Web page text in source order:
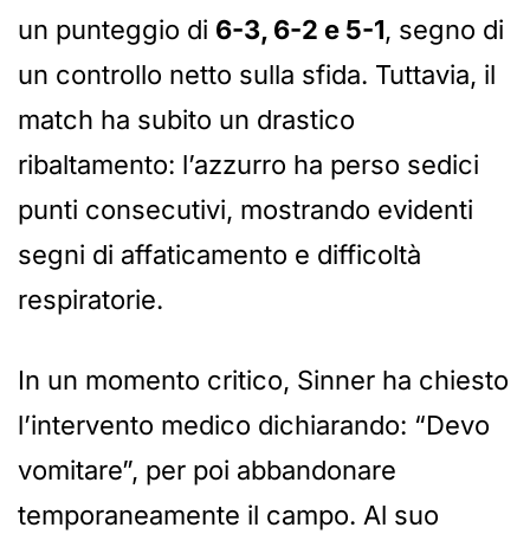
un punteggio di 6-3, 6-2 e 5-1, segno di
un controllo netto sulla sfida. Tuttavia, il
match ha subito un drastico
ribaltamento: l’azzurro ha perso sedici
punti consecutivi, mostrando evidenti
segni di affaticamento e difficoltà
respiratorie.
In un momento critico, Sinner ha chiesto
l’intervento medico dichiarando: “Devo
vomitare”, per poi abbandonare
temporaneamente il campo. Al suo